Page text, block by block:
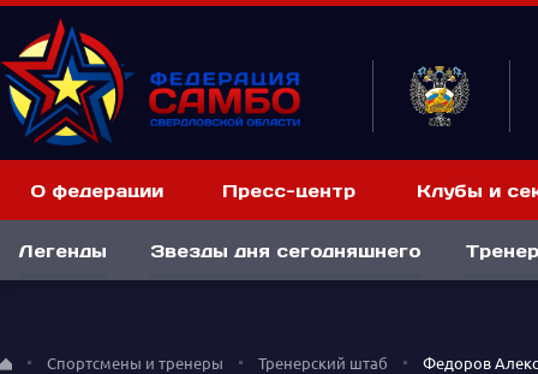
О федерации Пресс-центр Клубы и
Легенды Звезды дня сегодняшнего
Спортсмены и тренеры Тренерский штаб Федоров